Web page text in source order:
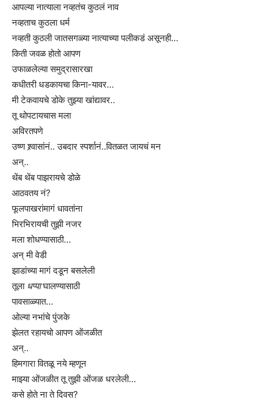
आपल्या नात्याला नव्हतंच कुठलं नाव
नव्हताच कुठला धर्म
नव्हती कुठली जातसगळ्या नात्याच्या पलीकडं असूनही…
किती जवळ होतो आपण
उफाळलेल्या समुद्रासारखा
कधीतरी धडकायचा किना-यावर…
मी टेकवायचे डोके तुझ्या खांद्यावर..
तू थोपटायचास मला
अविरतपणे
उष्ण श्र्वासांनं.. उबदार स्पर्शानं..वितळत जायचं मन
अन्..
थेंब थेंब पाझरायचे डोळे
आठवतय नं?
फूलपाखरांमागं धावतांना
भिरभिरायची तुझी नजर
मला शोधण्यासाठी…
अन् मी वेडी
झाडांच्या मागं दडून बसलेली
तूला धप्पाघालण्यासाठी
पावसाळ्यात…
ओल्या नभांचे पुंजके
झेलत रहायचो आपण ओंजळीत
अन्..
हिमगारा वितळू नये म्हणून
माझ्या ओंजळीत तू तुझी ओंजळ धरलेली…
कसे होते ना ते दिवस?